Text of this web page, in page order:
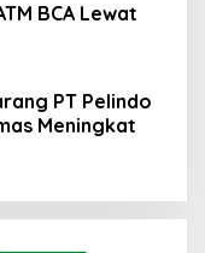
BCA Lewat
PT Pelindo
Meningkat